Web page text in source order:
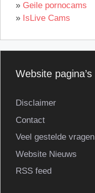
» Geile pornocams
» IsLive Cams
Website pagina’s
Disclaimer
Contact
Veel gestelde vragen
Website Nieuws
RSS feed